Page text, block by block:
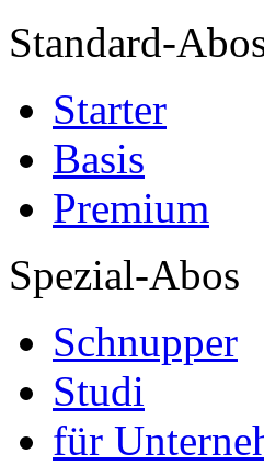
Standard-
Starter
Basis
Premium
Spezial-Abos
Schnupper
Studi
für